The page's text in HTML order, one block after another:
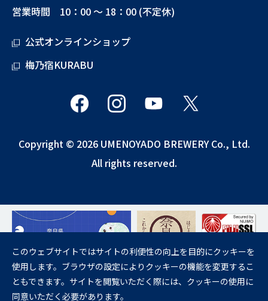
営業時間 10：00 ～ 18：00 (不定休)
公式オンラインショップ
梅乃宿KURABU
Copyright © 2026 UMENOYADO BREWERY Co., Ltd.
All rights reserved.
飲酒は20歳になってから。
妊娠中や授乳期の飲酒は、胎児・乳児の発育に悪影響を与えるおそれが
あります。
このウェブサイトではサイトの利便性の向上を目的にクッキーを
使用します。ブラウザの設定によりクッキーの機能を変更するこ
ともできます。サイトを閲覧いただく際には、クッキーの使用に
同意いただく必要があります。